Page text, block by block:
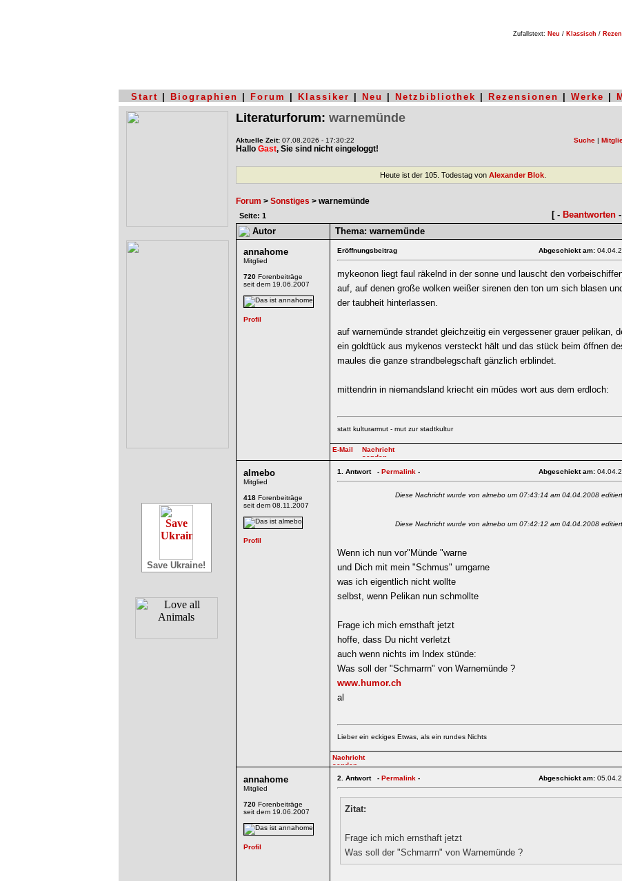
Zufallstext: Neu / Klassisch /
Start Biographien Forum Klassiker Neu Netzbibliothek Rezensionen Werke
Save Ukraine!
Literaturforum: warnemünde
Aktuelle Zeit: 07.08.2026 - 17:30:22
Hallo Gast, Sie sind nicht eingeloggt!
Suche |
Heute ist der 105. Todestag von Alexander Blok
Forum > Sonstiges > warnemünde
Seite: 1 [ - Beantworten
Autor
Thema: warnemünde
annahome
Mitglied
720 Forenbeiträge
seit dem 19.06.2007
Eröffnungsbeitrag Abgeschickt am:
mykeonon liegt faul räkelnd in der sonne und lauscht den
auf, auf denen große wolken weißer sirenen den ton um sich blasen
der taubheit hinterlassen.
auf warnemünde strandet gleichzeitig ein vergessener grauer pelikan,
ein goldtück aus mykenos versteckt hält und das stück beim öffnen
maules die ganze strandbelegschaft gänzlich erblindet.
mittendrin in niemandsland kriecht ein müdes wort aus dem erdloch:
statt kulturarmut - mut zur stadtkultur
almebo
Mitglied
418 Forenbeiträge
seit dem 08.11.2007
1. Antwort - Permalink - Abgeschickt am:
Diese Nachricht wurde von almebo um 07:43:14 am 04.04.2008 editiert
Diese Nachricht wurde von almebo um 07:42:12 am 04.04.2008 editiert
Wenn ich nun vor"Münde "warne
und Dich mit mein "Schmus" umgarne
was ich eigentlich nicht wollte
selbst, wenn Pelikan nun schmollte
Frage ich mich ernsthaft jetzt
hoffe, dass Du nicht verletzt
auch wenn nichts im Index stünde:
Was soll der "Schmarrn" von Warnemünde ?
www.humor.ch
al
Lieber ein eckiges Etwas, als ein rundes Nichts
annahome
Mitglied
720 Forenbeiträge
seit dem 19.06.2007
2. Antwort - Permalink - Abgeschickt am:
Zitat:
Frage ich mich ernsthaft jetzt
Was soll der "Schmarrn" von Warnemünde ?